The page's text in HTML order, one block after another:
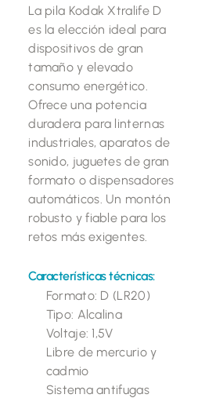
La pila Kodak Xtralife D
es la elección ideal para
dispositivos de gran
tamaño y elevado
consumo energético.
Ofrece una potencia
duradera para linternas
industriales, aparatos de
sonido, juguetes de gran
formato o dispensadores
automáticos. Un montón
robusto y fiable para los
retos más exigentes.
Características técnicas:
Formato: D (LR20)
Tipo: Alcalina
Voltaje: 1,5V
Libre de mercurio y
cadmio
Sistema antifugas